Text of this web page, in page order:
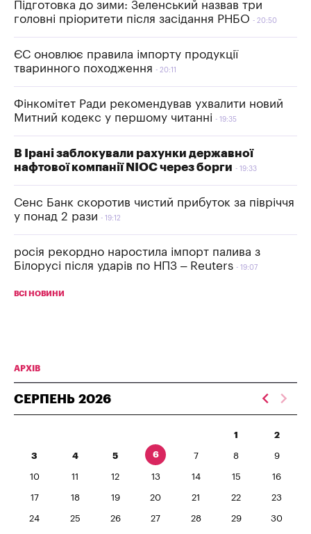
Підготовка до зими: Зеленський назвав три
головні пріоритети після засідання РНБО
20:50
ЄС оновлює правила імпорту продукції
тваринного походження
20:11
Фінкомітет Ради рекомендував ухвалити новий
Митний кодекс у першому читанні
19:35
В Ірані заблокували рахунки державної
нафтової компанії NIOC через борги
19:33
Сенс Банк скоротив чистий прибуток за півріччя
у понад 2 рази
19:12
росія рекордно наростила імпорт палива з
Білорусі після ударів по НПЗ – Reuters
19:07
ВСІ НОВИНИ
АРХІВ
СЕРПЕНЬ 2026
1 2
3 4 5 6 7 8 9
10 11 12 13 14 15 16
17 18 19 20 21 22 23
24 25 26 27 28 29 30